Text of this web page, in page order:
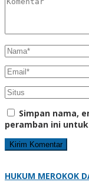
Simpan nama,
peramban ini
HUKUM MEROKOK